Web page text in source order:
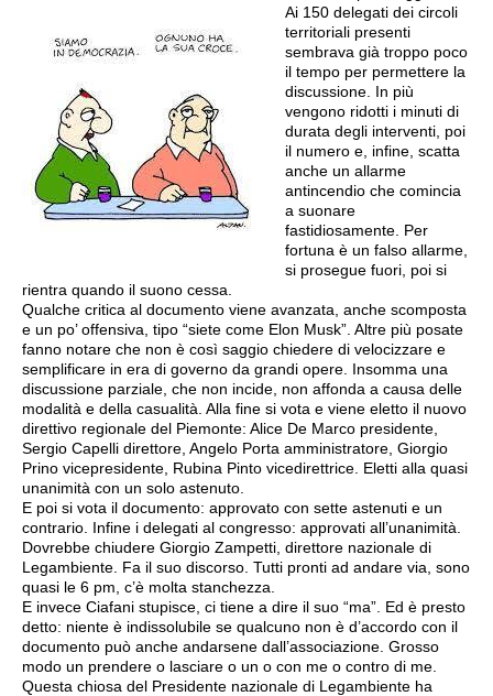
Ai 150 delegati dei circoli
territoriali presenti
sembrava già troppo poco
il tempo per permettere la
discussione. In più
vengono ridotti i minuti di
durata degli interventi, poi
il numero e, infine, scatta
anche un allarme
antincendio che comincia
a suonare
fastidiosamente. Per
fortuna è un falso allarme,
si prosegue fuori, poi si
rientra quando il suono cessa.
Qualche critica al documento viene avanzata, anche scomposta
e un po’ offensiva, tipo “siete come Elon Musk”. Altre più posate
fanno notare che non è così saggio chiedere di velocizzare e
semplificare in era di governo da grandi opere. Insomma una
discussione parziale, che non incide, non affonda a causa delle
modalità e della casualità. Alla fine si vota e viene eletto il nuovo
direttivo regionale del Piemonte: Alice De Marco presidente,
Sergio Capelli direttore, Angelo Porta amministratore, Giorgio
Prino vicepresidente, Rubina Pinto vicedirettrice. Eletti alla quasi
unanimità con un solo astenuto.
E poi si vota il documento: approvato con sette astenuti e un
contrario. Infine i delegati al congresso: approvati all’unanimità.
Dovrebbe chiudere Giorgio Zampetti, direttore nazionale di
Legambiente. Fa il suo discorso. Tutti pronti ad andare via, sono
quasi le 6 pm, c’è molta stanchezza.
E invece Ciafani stupisce, ci tiene a dire il suo “ma”. Ed è presto
detto: niente è indissolubile se qualcuno non è d’accordo con il
documento può anche andarsene dall’associazione. Grosso
modo un prendere o lasciare o un o con me o contro di me.
Questa chiosa del Presidente nazionale di Legambiente ha